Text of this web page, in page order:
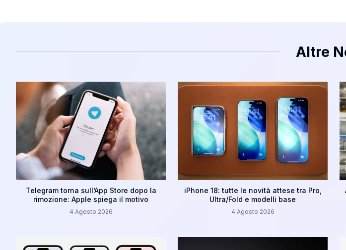
Altre
Telegram torna sull’App Store dopo la
rimozione: Apple spiega il motivo
4 Agosto 2026
iPhone 18: tutte le novità attese tra Pro,
Ultra/Fold e modelli base
4 Agosto 2026